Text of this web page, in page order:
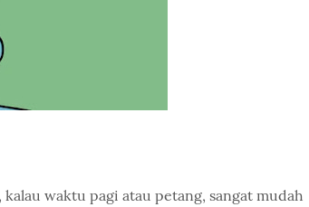
waktu pagi atau petang, sangat mudah